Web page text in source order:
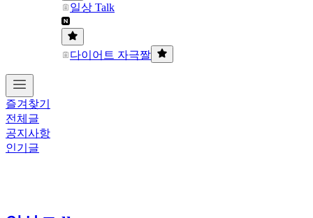
일상 Talk
다이어트 자극짤
즐겨찾기
전체글
공지사항
인기글